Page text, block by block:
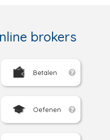
brokers
Betalen
Oefenen